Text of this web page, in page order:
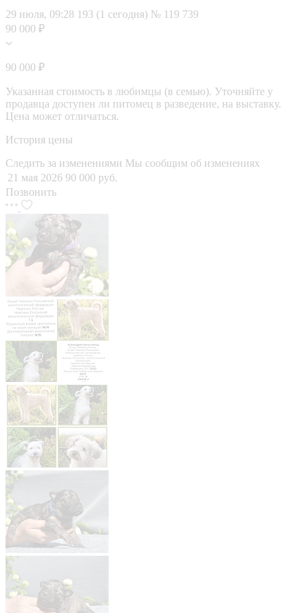
29 июля, 09:28 193 (1 сегодня) № 119 739
90 000 ₽
90 000 ₽
Указанная стоимость в любимцы (в семью). Уточняйте у
продавца доступен ли питомец в разведение, на выставку.
Цена может отличаться.
История цены
Следить за изменениями Мы сообщим об изменениях
21 мая 2026 90 000 руб.
Позвонить